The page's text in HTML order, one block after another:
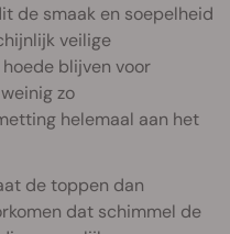
de smaak en soepelheid
veilige
blijven voor
zo
helemaal aan het
de toppen dan
dat schimmel de